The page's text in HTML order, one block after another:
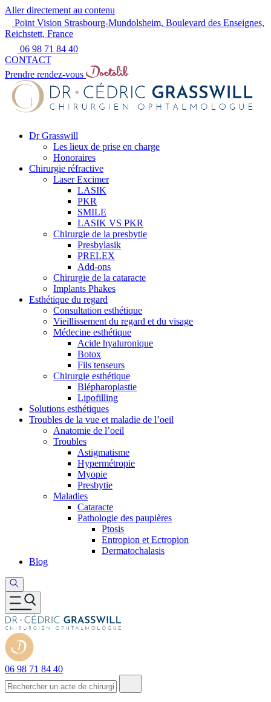
Aller directement au contenu
Point Vision Strasbourg-Mundolsheim, Boulevard des Enseignes,
Reichstett, France
06 98 71 84 40
CONTACT
Prendre rendez-vous
Dr Grasswill
Les lieux de prise en charge
Honoraires
Chirurgie réfractive
Laser Excimer
LASIK
PKR
SMILE
LASIK VS PKR
Chirurgie de la presbytie
Presbylasik
PRELEX
Add-ons
Chirurgie de la cataracte
Implants Phakes
Esthétique du regard
Consultation esthétique
Vieillissement du regard et du visage
Médecine esthétique
Acide hyaluronique
Botox
Fils tenseurs
Chirurgie esthétique
Blépharoplastie
Lipofilling
Solutions esthétiques
Troubles de la vue et maladie de l’oeil
Anatomie de l’oeil
Troubles
Astigmatisme
Hypermétropie
Myopie
Presbytie
Maladies
Cataracte
Pathologie des paupières
Ptosis
Entropion et Ectropion
Dermatochalasis
Blog
06 98 71 84 40